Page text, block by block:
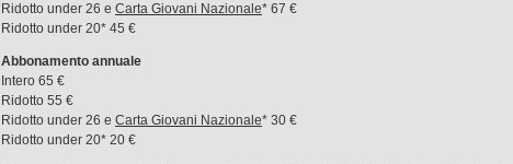
Ridotto under 26 e Carta Giovani Nazionale* 67 €
Ridotto under 20* 45 €
Abbonamento annuale
Intero 65 €
Ridotto 55 €
Ridotto under 26 e Carta Giovani Nazionale* 30 €
Ridotto under 20* 20 €